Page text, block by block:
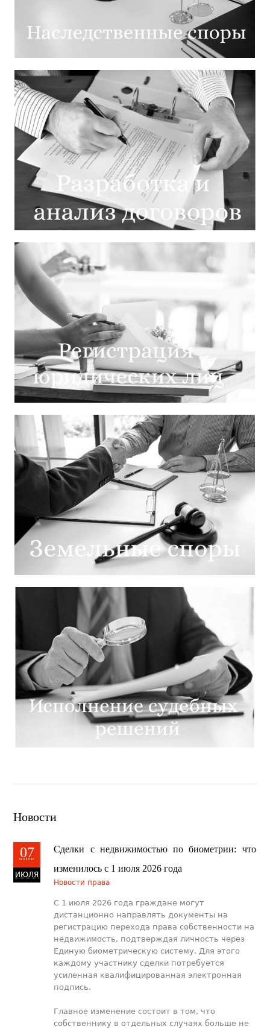
Взыскание долгов
Наследственные споры
Разработка и анализ договоров
Регистрация юридических лиц
Земельные споры
Исполнение судебных решений
Новости
07
ИЮЛЯ
​Сделки с недвижимостью по биометрии: что
изменилось с 1 июля 2026 года
Новости права
С 1 июля 2026 года граждане могут
дистанционно направлять документы на
регистрацию перехода права собственности на
недвижимость, подтверждая личность через
Единую биометрическую систему. Для этого
каждому участнику сделки потребуется
усиленная квалифицированная электронная
подпись.
Главное изменение состоит в том, что
собственнику в отдельных случаях больше не